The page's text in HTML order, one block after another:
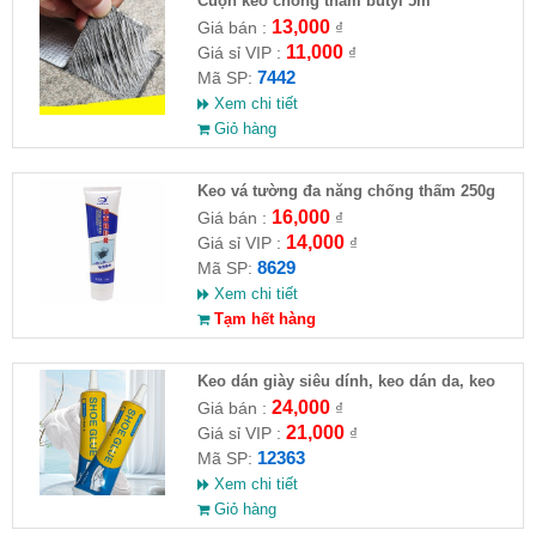
Giá bán : 13,000₫
Giá sỉ VIP : 11,000₫
Mã SP: 7442
Xem chi tiết
Giỏ hàng
Keo vá tường đa năng chống thấm 250g
Giá bán : 16,000₫
Giá sỉ VIP : 14,000₫
Mã SP: 8629
Xem chi tiết
Tạm hết hàng
Keo dán giày siêu dính, keo dán da, keo
giày thể thao
Giá bán : 24,000₫
Giá sỉ VIP : 21,000₫
Mã SP: 12363
Xem chi tiết
Giỏ hàng